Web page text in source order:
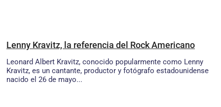
Lenny Kravitz, la referencia del Rock Americano
Leonard Albert Kravitz, conocido popularmente como Lenny
Kravitz, es un cantante, productor y fotógrafo estadounidense
nacido el 26 de mayo...